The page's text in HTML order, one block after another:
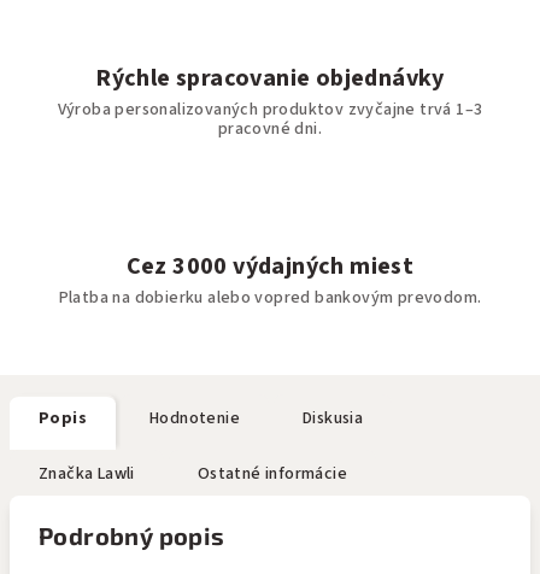
Rýchle spracovanie objednávky
Výroba personalizovaných produktov zvyčajne trvá 1–3
pracovné dni.
Cez 3000 výdajných miest
Platba na dobierku alebo vopred bankovým prevodom.
Popis Hodnotenie Diskusia
Značka Lawli Ostatné informácie
Podrobný popis